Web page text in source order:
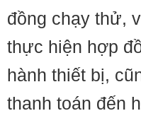
đồng chạy thử,
thực hiện hợp
hành thiết bị,
thanh toán đến